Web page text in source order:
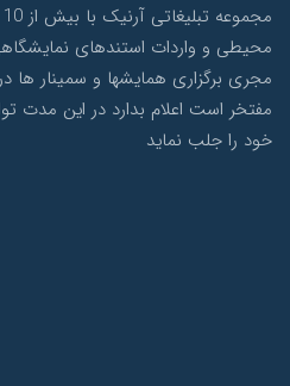
محیطی و واردات استندهای
مجری برگزاری همایشها و سمینار ها
مفتخر است اعلام بدارد در این مدت
خود را جلب نماید